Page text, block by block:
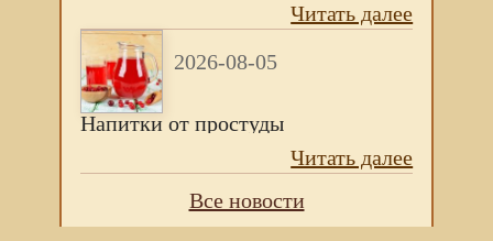
Читать далее
2026-08-05
Напитки от простуды
Читать далее
Все новости